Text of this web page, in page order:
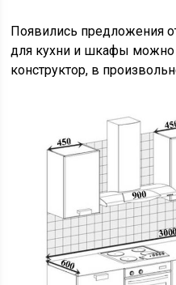
Появились предложения
для кухни и шкафы можно
конструктор, в